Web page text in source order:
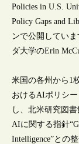
Policies in U.S.
Policy Gaps and
ンで公開してい
ダ大学のErin
米国の各州から1
おけるAIポリシ
し、北米研究図
AIに関する指針
Intelligence”との